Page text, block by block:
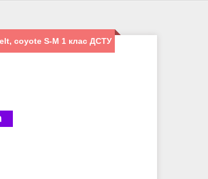
coyote S-M 1 клас ДСТУ